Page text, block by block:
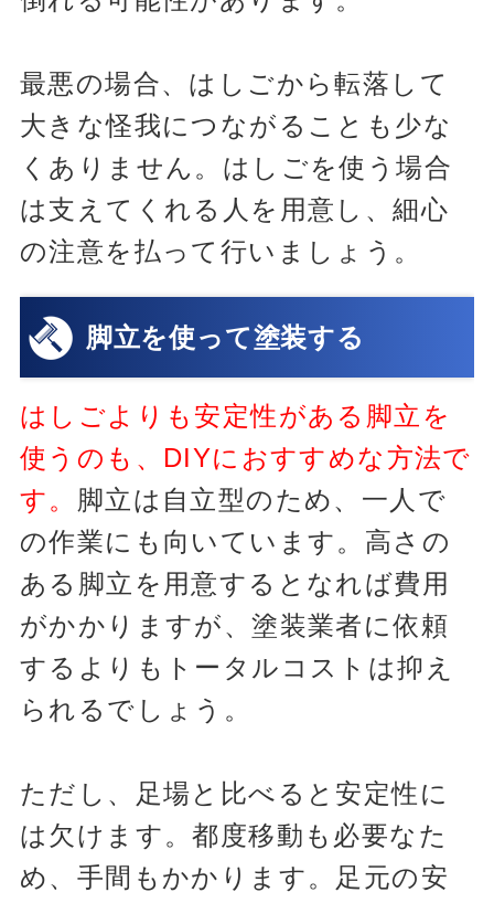
最悪の場合、はしごから転落して
大きな怪我につながることも少な
くありません。はしごを使う場合
は支えてくれる人を用意し、細心
の注意を払って行いましょう。
脚立を使って塗装する
はしごよりも安定性がある脚立を
使うのも、DIYにおすすめな方法で
す。 脚立は自立型のため、一人で
の作業にも向いています。高さの
ある脚立を用意するとなれば費用
がかかりますが、塗装業者に依頼
するよりもトータルコストは抑え
られるでしょう。
ただし、足場と比べると安定性に
は欠けます。都度移動も必要なた
め、手間もかかります。足元の安